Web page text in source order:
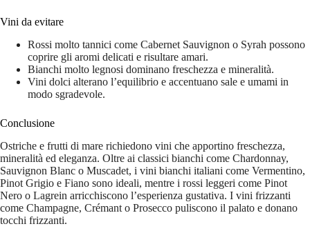
Vini da evitare
Rossi molto tannici come Cabernet Sauvignon o Syrah possono
coprire gli aromi delicati e risultare amari.
Bianchi molto legnosi dominano freschezza e mineralità.
Vini dolci alterano l’equilibrio e accentuano sale e umami in
modo sgradevole.
Conclusione
Ostriche e frutti di mare richiedono vini che apportino freschezza,
mineralità ed eleganza. Oltre ai classici bianchi come Chardonnay,
Sauvignon Blanc o Muscadet, i vini bianchi italiani come Vermentino,
Pinot Grigio e Fiano sono ideali, mentre i rossi leggeri come Pinot
Nero o Lagrein arricchiscono l’esperienza gustativa. I vini frizzanti
come Champagne, Crémant o Prosecco puliscono il palato e donano
tocchi frizzanti.